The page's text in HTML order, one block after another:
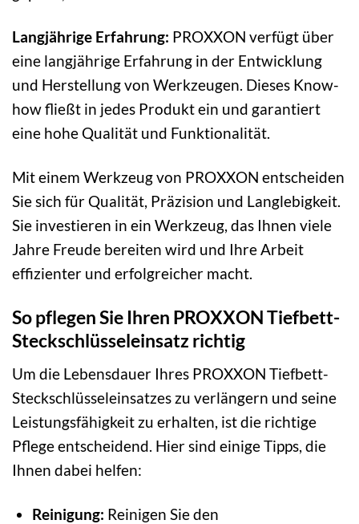
Langjährige Erfahrung: PROXXON verfügt über
eine langjährige Erfahrung in der Entwicklung
und Herstellung von Werkzeugen. Dieses Know-
how fließt in jedes Produkt ein und garantiert
eine hohe Qualität und Funktionalität.
Mit einem Werkzeug von PROXXON entscheiden
Sie sich für Qualität, Präzision und Langlebigkeit.
Sie investieren in ein Werkzeug, das Ihnen viele
Jahre Freude bereiten wird und Ihre Arbeit
effizienter und erfolgreicher macht.
So pflegen Sie Ihren PROXXON Tiefbett-
Steckschlüsseleinsatz richtig
Um die Lebensdauer Ihres PROXXON Tiefbett-
Steckschlüsseleinsatzes zu verlängern und seine
Leistungsfähigkeit zu erhalten, ist die richtige
Pflege entscheidend. Hier sind einige Tipps, die
Ihnen dabei helfen:
Reinigung: Reinigen Sie den